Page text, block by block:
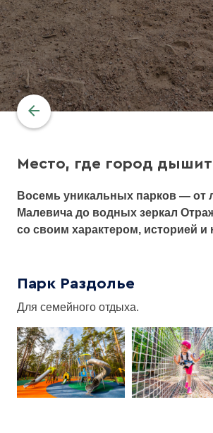
Место, где город дышит
Восемь уникальных парков — от
Малевича до водных зеркал
со своим характером, историей и
Парк Раздолье
Для семейного отдыха.